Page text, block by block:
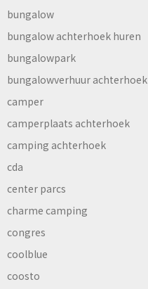
bungalow
bungalow achterhoek huren
bungalowpark
bungalowverhuur achterhoek
camper
camperplaats achterhoek
camping achterhoek
cda
center parcs
charme camping
congres
coolblue
coosto